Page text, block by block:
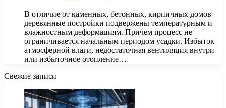
В отличие от каменных, бетонных, кирпичных домов
деревянные постройки подвержены температурным и
влажностным деформациям. Причем процесс не
ограничивается начальным периодом усадки. Избыток
атмосферной влаги, недостаточная вентиляция внутри
или избыточное отопление…
Свежие записи